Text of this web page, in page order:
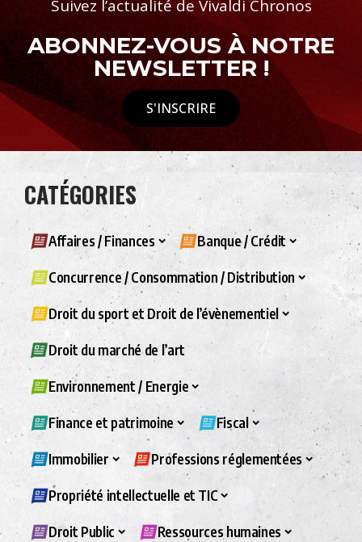
Suivez l’actualité de Vivaldi Chronos
ABONNEZ-VOUS À NOTRE
NEWSLETTER !
S'INSCRIRE
CATÉGORIES
Affaires / Finances Banque / Crédit
Concurrence / Consommation / Distribution
Droit du sport et Droit de l’évènementiel
Droit du marché de l’art
Environnement / Energie
Finance et patrimoine Fiscal
Immobilier Professions réglementées
Propriété intellectuelle et TIC
Droit Public Ressources humaines